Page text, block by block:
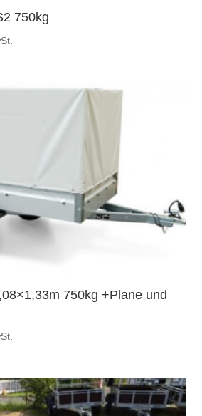
750kg
750kg +Plane und